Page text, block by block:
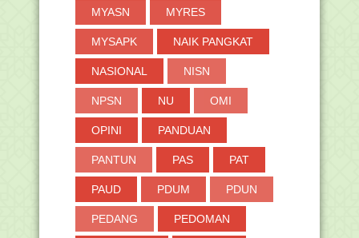
MYASN MYRES
MYSAPK NAIK PANGKAT
NASIONAL NISN
NPSN NU OMI
OPINI PANDUAN
PANTUN PAS PAT
PAUD PDUM PDUN
PEDANG PEDOMAN